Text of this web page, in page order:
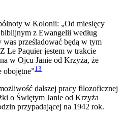
w Kolonii: „Od miesięcy
z Ewangelii według
was prześladować będą w tym
Le Paquier jestem w trakcie
w Ojcu Janie od Krzyża, że
obojętne”13
dalszej pracy filozoficznej
o Świętym Janie od Krzyża
przypadającej na 1942 rok.